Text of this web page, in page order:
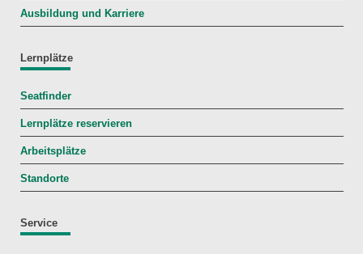
Ausbildung und Karriere
Lernplätze
Seatfinder
Lernplätze reservieren
Arbeitsplätze
Standorte
Service